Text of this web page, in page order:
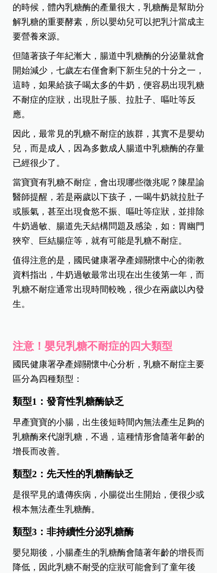
的時候，體內乳糖酶的產量很大，乳糖酶是幫助分
解乳糖的重要酵素，所以嬰幼兒可以把乳汁當成主
要營養來源。
但隨著孩子年紀漸大，腸道中乳糖酶的分泌量就會
開始減少，七歲左右僅會剩下新生兒的十分之一，
這時，如果給孩子喝太多的牛奶，便容易出現乳糖
不耐症的症狀，出現肚子脹、拉肚子、嘔吐等反
應。
因此，最常見的乳糖不耐症的族群，其實不是嬰幼
兒，而是成人，因為多數成人腸道中乳糖酶的存量
已經很少了。
當寶寶有乳糖不耐症，會出現哪些徵兆呢？陳星諭
醫師提醒，若是兩歲以下孩子，一喝牛奶就拉肚子
或脹氣，甚至出現食慾不振、嘔吐等症狀，並排除
牛奶過敏、腸道先天結構問題及感染，如：胃幽門
狹窄、巨結腸症等，就有可能是乳糖不耐症。
值得注意的是，國民健康署孕產婦關懷中心的衛教
資料指出，牛奶過敏最常出現在出生後第一年，而
乳糖不耐症通常出現時間較晚，很少在兩歲以內發
生。
注意！嬰兒乳糖不耐症的四大類型
國民健康署孕產婦關懷中心分析，乳糖不耐症主要
區分為四種類型：
類型1：發育性乳糖酶缺乏
早產寶寶的小腸，出生後短時間內無法產生足夠的
乳糖酶來代謝乳糖，不過，這種情形會隨著年齡的
增長而改善。
類型2：先天性的乳糖酶缺乏
是很罕見的遺傳疾病，小腸從出生開始，便很少或
根本無法產生乳糖酶。
類型3：非持續性分泌乳糖酶
嬰兒期後，小腸產生的乳糖酶會隨著年齡的增長而
降低，因此乳糖不耐受的症狀可能會到了童年後